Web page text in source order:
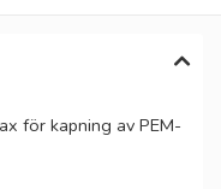
för kapning av PEM-